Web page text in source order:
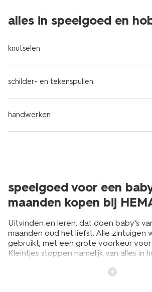
alles in speelgoed en
knutselen
schilder- en tekenspullen
handwerken
speelgoed voor een
maanden kopen bij
Uitvinden en leren, dat doen baby’s
maanden oud het liefst. Alle zintuigen
gebruikt, met een grote voorkeur voor
Kleintjes stoppen namelijk van alles in
speelgoed waarmee je baby van 3-6